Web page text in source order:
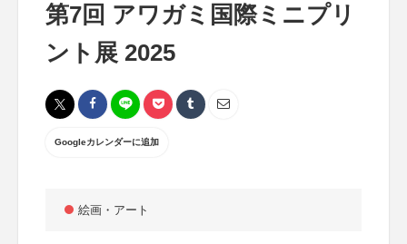
第7回 アワガミ国際ミニプリ
ント展 2025
Googleカレンダーに追加
絵画・アート